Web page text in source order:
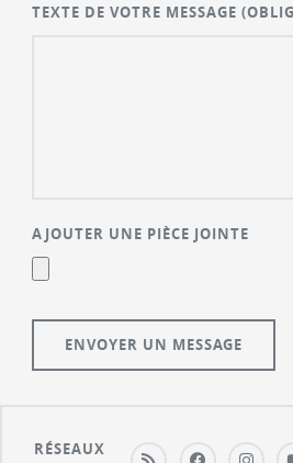
TEXTE DE VOTRE MESSAGE
AJOUTER UNE PIÈCE JOINTE
RÉSEAUX